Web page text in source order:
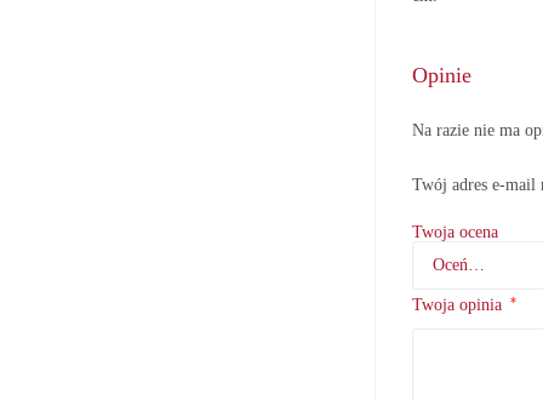
Opinie
Na razie nie ma
Twój adres e-mail
Twoja ocena
Twoja opinia *